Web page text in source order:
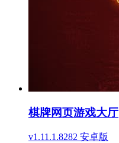
棋牌网页游戏大厅
v1.11.1.8282 安卓版